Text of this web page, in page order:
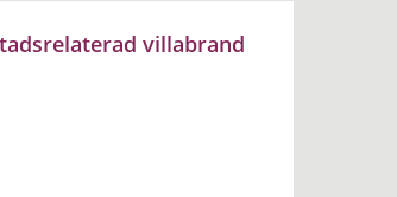
villabrand